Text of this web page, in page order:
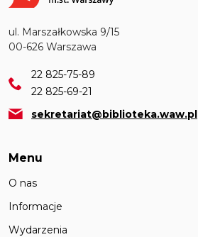
ul. Marszałkowska 9/15
00-626 Warszawa
22 825-75-89
22 825-69-21
sekretariat@biblioteka.waw.pl
Menu
O nas
Informacje
Wydarzenia